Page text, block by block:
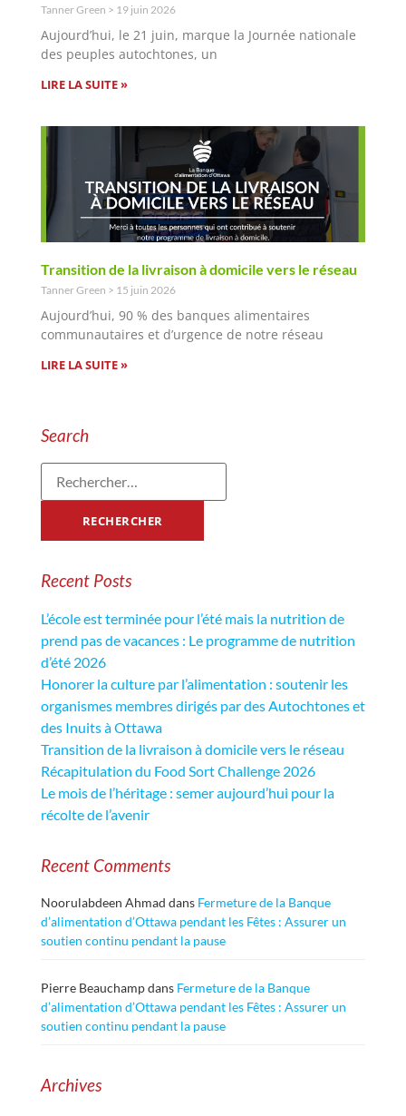
Tanner Green 19 juin 2026
Aujourd’hui, le 21 juin, marque la Journée nationale
des peuples autochtones, un
LIRE LA SUITE »
Transition de la livraison à domicile vers le réseau
Tanner Green 15 juin 2026
Aujourd’hui, 90 % des banques alimentaires
communautaires et d’urgence de notre réseau
LIRE LA SUITE »
Search
Recent Posts
L’école est terminée pour l’été mais la nutrition de
prend pas de vacances : Le programme de nutrition
d’été 2026
Honorer la culture par l’alimentation : soutenir les
organismes membres dirigés par des Autochtones et
des Inuits à Ottawa
Transition de la livraison à domicile vers le réseau
Récapitulation du Food Sort Challenge 2026
Le mois de l’héritage : semer aujourd’hui pour la
récolte de l’avenir
Recent Comments
Noorulabdeen Ahmad dans Fermeture de la Banque
d’alimentation d’Ottawa pendant les Fêtes : Assurer un
soutien continu pendant la pause
Pierre Beauchampdans Fermeture de la Banque
d’alimentation d’Ottawa pendant les Fêtes : Assurer un
soutien continu pendant la pause
Archives